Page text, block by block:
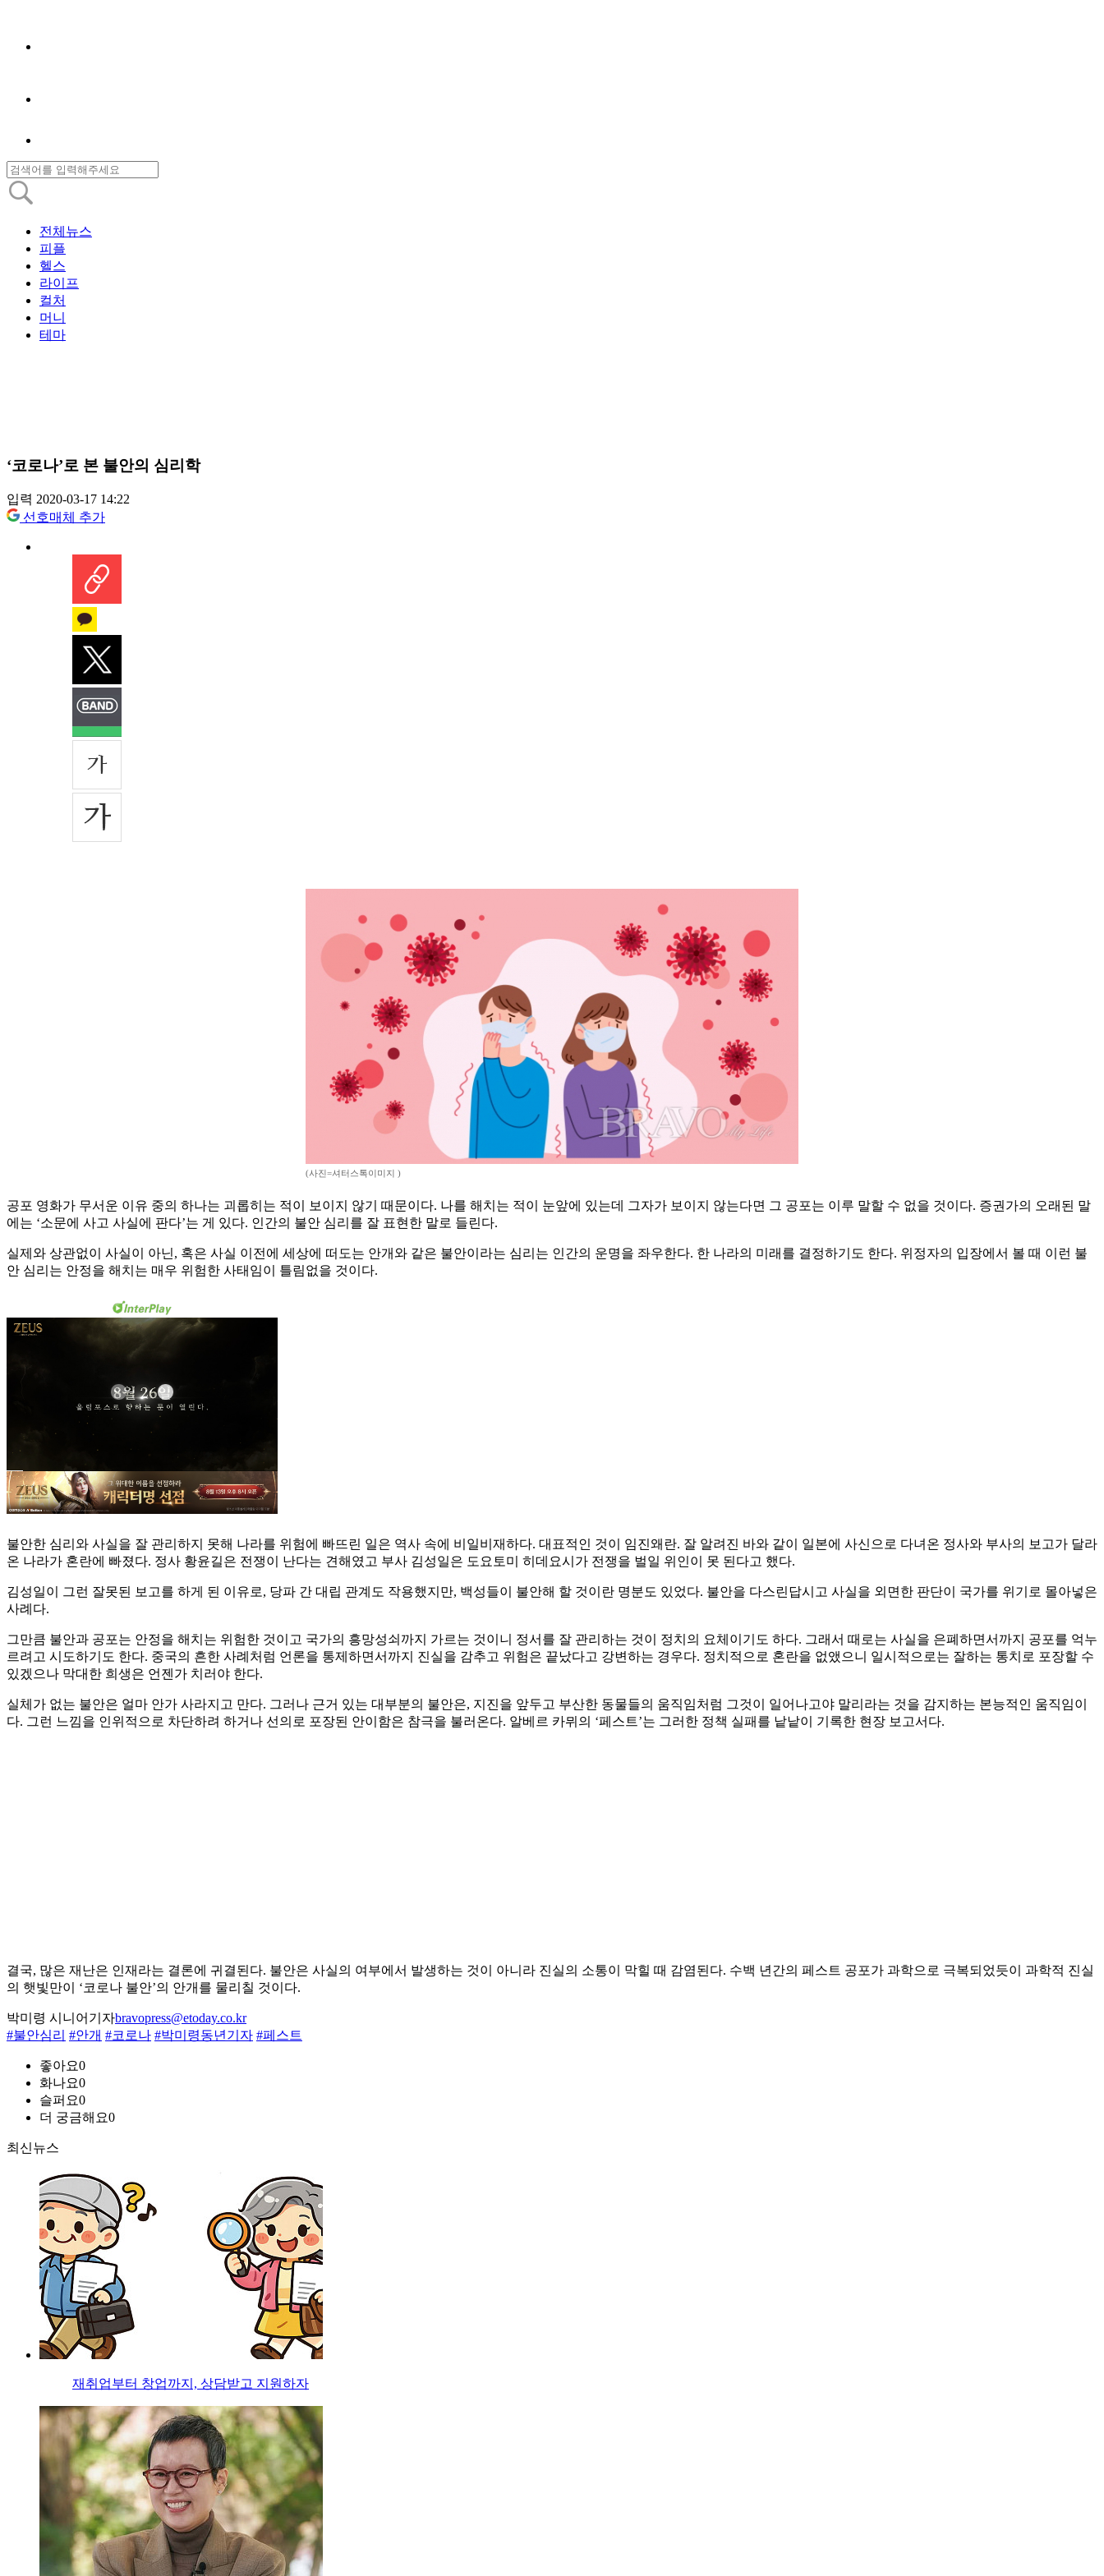
전체뉴스
피플
헬스
라이프
컬처
머니
테마
‘코로나’로 본 불안의 심리학
입력 2020-03-17 14:22
선호매체 추가
(사진=셔터스톡이미지 )
공포 영화가 무서운 이유 중의 하나는 괴롭히는 적이 보이지 않기 때문이다. 나를 해치는 적이 눈앞에 있는데 그자가 보이지 않는다면 그 공포는 이루 말할 수 없을 것이다. 증권가의 오래된 말
에는 ‘소문에 사고 사실에 판다’는 게 있다. 인간의 불안 심리를 잘 표현한 말로 들린다.
실제와 상관없이 사실이 아닌, 혹은 사실 이전에 세상에 떠도는 안개와 같은 불안이라는 심리는 인간의 운명을 좌우한다. 한 나라의 미래를 결정하기도 한다. 위정자의 입장에서 볼 때 이런 불
안 심리는 안정을 해치는 매우 위험한 사태임이 틀림없을 것이다.
불안한 심리와 사실을 잘 관리하지 못해 나라를 위험에 빠뜨린 일은 역사 속에 비일비재하다. 대표적인 것이 임진왜란. 잘 알려진 바와 같이 일본에 사신으로 다녀온 정사와 부사의 보고가 달라
온 나라가 혼란에 빠졌다. 정사 황윤길은 전쟁이 난다는 견해였고 부사 김성일은 도요토미 히데요시가 전쟁을 벌일 위인이 못 된다고 했다.
김성일이 그런 잘못된 보고를 하게 된 이유로, 당파 간 대립 관계도 작용했지만, 백성들이 불안해 할 것이란 명분도 있었다. 불안을 다스린답시고 사실을 외면한 판단이 국가를 위기로 몰아넣은
사례다.
그만큼 불안과 공포는 안정을 해치는 위험한 것이고 국가의 흥망성쇠까지 가르는 것이니 정서를 잘 관리하는 것이 정치의 요체이기도 하다. 그래서 때로는 사실을 은폐하면서까지 공포를 억누
르려고 시도하기도 한다. 중국의 흔한 사례처럼 언론을 통제하면서까지 진실을 감추고 위험은 끝났다고 강변하는 경우다. 정치적으로 혼란을 없앴으니 일시적으로는 잘하는 통치로 포장할 수
있겠으나 막대한 희생은 언젠가 치러야 한다.
실체가 없는 불안은 얼마 안가 사라지고 만다. 그러나 근거 있는 대부분의 불안은, 지진을 앞두고 부산한 동물들의 움직임처럼 그것이 일어나고야 말리라는 것을 감지하는 본능적인 움직임이
다. 그런 느낌을 인위적으로 차단하려 하거나 선의로 포장된 안이함은 참극을 불러온다. 알베르 카뮈의 ‘페스트’는 그러한 정책 실패를 낱낱이 기록한 현장 보고서다.
결국, 많은 재난은 인재라는 결론에 귀결된다. 불안은 사실의 여부에서 발생하는 것이 아니라 진실의 소통이 막힐 때 감염된다. 수백 년간의 페스트 공포가 과학으로 극복되었듯이 과학적 진실
의 햇빛만이 ‘코로나 불안’의 안개를 물리칠 것이다.
박미령 시니어기자bravopress@etoday.co.kr
#불안심리 #안개 #코로나 #박미령동년기자 #페스트
좋아요0
화나요0
슬퍼요0
더 궁금해요0
최신뉴스
재취업부터 창업까지, 상담받고 지원하자